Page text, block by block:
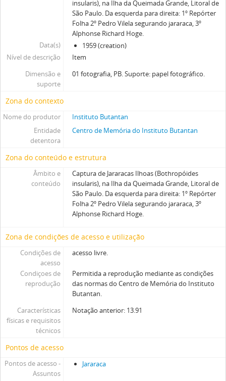
insularis), na Ilha da Queimada Grande, Litoral de
São Paulo. Da esquerda para direita: 1º Repórter
Folha 2º Pedro Vilela segurando jararaca, 3º
Alphonse Richard Hoge.
Data(s)
1959 (creation)
Nível de descrição
Item
Dimensão e
suporte
01 fotografia, PB. Suporte: papel fotográfico.
Zona do contexto
Nome do produtor
Instituto Butantan
Entidade
detentora
Centro de Memória do Instituto Butantan
Zona do conteúdo e estrutura
Âmbito e
conteúdo
Captura de Jararacas Ilhoas (Bothropóides
insularis), na Ilha da Queimada Grande, Litoral de
São Paulo. Da esquerda para direita: 1º Repórter
Folha 2º Pedro Vilela segurando jararaca, 3º
Alphonse Richard Hoge.
Zona de condições de acesso e utilização
Condições de
acesso
acesso livre.
Condiçoes de
reprodução
Permitida a reprodução mediante as condições
das normas do Centro de Memória do Instituto
Butantan.
Características
físicas e requisitos
técnicos
Notação anterior: 13.91
Pontos de acesso
Pontos de acesso -
Assuntos
Jararaca